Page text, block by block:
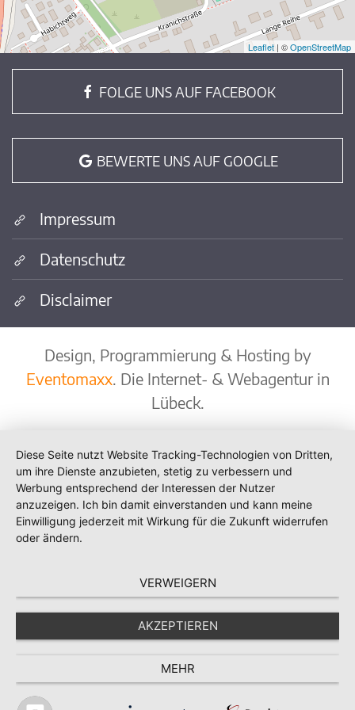
Leaflet | ©OpenStreetMap
FOLGE UNS AUF FACEBOOK
BEWERTE UNS AUF GOOGLE
Impressum
Datenschutz
Disclaimer
Design, Programmierung & Hosting by
Eventomaxx. Die Internet- & Webagentur in
Lübeck.
Diese Seite nutzt Website Tracking-Technologien von Dritten,
um ihre Dienste anzubieten, stetig zu verbessern und
Werbung entsprechend der Interessen der Nutzer
anzuzeigen. Ich bin damit einverstanden und kann meine
Einwilligung jederzeit mit Wirkung für die Zukunft widerrufen
oder ändern.
VERWEIGERN
AKZEPTIEREN
MEHR